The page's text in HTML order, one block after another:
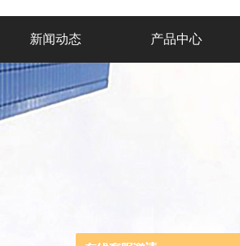
新闻动态 产品中心